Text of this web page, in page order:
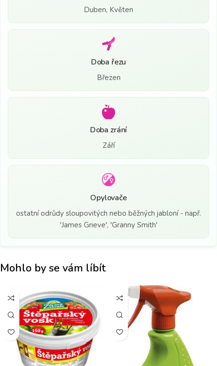
Duben, Květen
Doba řezu
Březen
Doba zrání
Září
Opylovače
ostatní odrůdy sloupovitých nebo běžných jabloní - např.
'James Grieve', 'Granny Smith'
Mohlo by se vám líbít